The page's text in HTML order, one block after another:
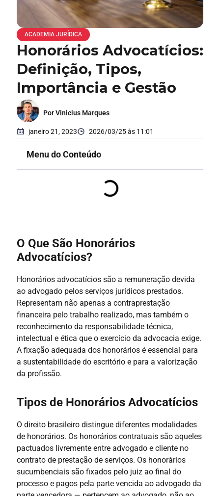
ACADEMIA JURÍDICA
Honorários Advocatícios:
Definição, Tipos,
Importância e Gestão
Por Vinicius Marques
janeiro 21, 2023 2026/03/25 às 11:01
Menu do Conteúdo
O Que São Honorários
Advocatícios?
Honorários advocatícios são a remuneração devida
ao advogado pelos serviços jurídicos prestados.
Representam não apenas a contraprestação
financeira pelo trabalho realizado, mas também o
reconhecimento da responsabilidade técnica,
intelectual e ética que o exercício da advocacia exige.
A fixação adequada dos honorários é essencial para
a sustentabilidade do escritório e para a valorização
da profissão.
Tipos de Honorários Advocatícios
O direito brasileiro distingue diferentes modalidades
de honorários. Os honorários contratuais são aqueles
pactuados livremente entre advogado e cliente no
contrato de prestação de serviços. Os honorários
sucumbenciais são fixados pelo juiz ao final do
processo e pagos pela parte vencida ao advogado da